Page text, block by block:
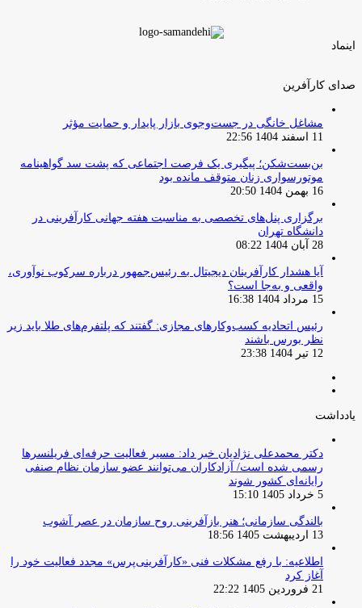
اینماد
صدای کارآفرین
مشاغل خانگی در جست‌وجوی بازار پایدار و حمایت مؤثر
11 اسفند 1404 22:56
بن‌بست‌شکن؛ پیگیری یک فرصت اجتماعی که پشت سد گواهینامه
موتورسواری زنان متوقف مانده بود
16 بهمن 1404 20:50
برگزاری پنل‌های تخصصی به مناسبت هفته جهانی کارآفرینی در
دانشگاه تهران
28 آبان 1404 08:22
آیا هشدار کارآفرینان دیجیتال به رئیس‌جمهور درباره سرکوب نوآوری،
واقعی و به‌جا است؟
15 مرداد 1404 16:38
‏رئیس اتحادیه کسب‌وکارهای مجازی: گفتند که پلتفرم‌های طلا باید زیر
نظر بورس باشند
12 تیر 1404 23:38
یادداشت
دکتر محمدعلی نژادیان خبر داد: مسیر فعالیت حرفه‌ای فریلنسرها
رسمی شده است/ آزادکاران می‌توانند عضو سازمان نظام صنفی
رایانه‌ای کشور شوند
5 خرداد 1405 15:10
بالندگی سازمانی؛ هنر بازآفرینی روح سازمان در عصر آشوب
13 اردیبهشت 1405 18:56
اطلاعیه: با رفع مشکلات فنی «کارآفرینی‌پرس» مجدد فعالیت خود را
آغاز کرد
21 فروردین 1405 22:22